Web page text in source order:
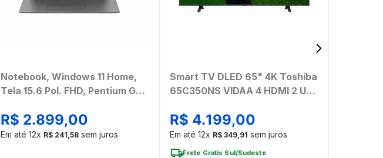
Notebook, Windows 11 Home,
Tela 15.6 Pol. FHD, Pentium Gold
Cinza Ultra - UB366
R$ 2.899,00
Em até12x R$ 241,58 sem juros
Smart TV DLED 65" 4K Toshiba
65C350NS VIDAA 4 HDMI 2 USB
R$ 4.199,00
Em até12x R$ 349,91 sem juros
Frete Gratis Sul/Sudeste